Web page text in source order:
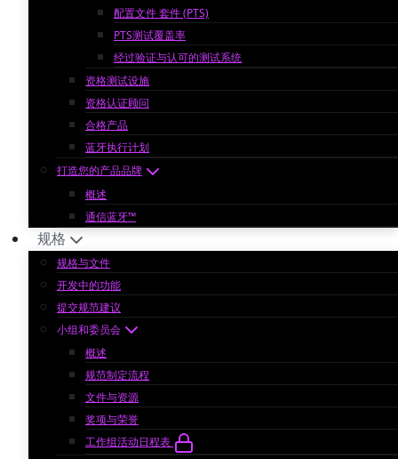
配置文件 套件 (PTS)
PTS测试覆盖率
经过验证与认可的测试系统
资格测试设施
资格认证顾问
合格产品
蓝牙执行计划
打造您的产品品牌
概述
通信蓝牙™
规格
规格与文件
开发中的功能
提交规范建议
小组和委员会
概述
规范制定流程
文件与资源
奖项与荣誉
工作组活动日程表